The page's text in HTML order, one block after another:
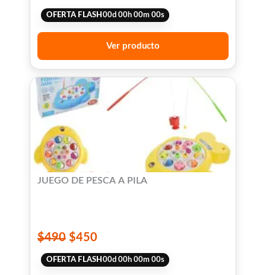
OFERTA FLASH 00d 00h 00m 00s
Ver producto
JUEGO DE PESCA A PILA
$490 $450
OFERTA FLASH 00d 00h 00m 00s